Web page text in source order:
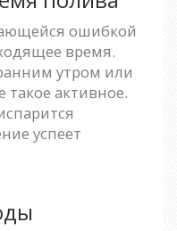
ошибкой
время.
утром или
такое активное.
успеет